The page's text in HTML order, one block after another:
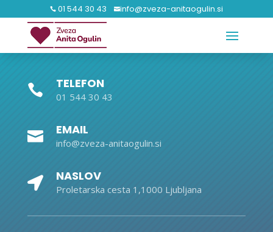
 01 544 30 43 info@zveza-anitaogulin.si
 TELEFON
01 544 30 43
 EMAIL
info@zveza-anitaogulin.si
 NASLOV
Proletarska cesta 1,1000 Ljubljana